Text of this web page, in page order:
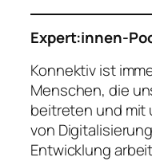
Expert:innen-
Konnektiv ist
Menschen, die
beitreten und mit
von
Entwicklung